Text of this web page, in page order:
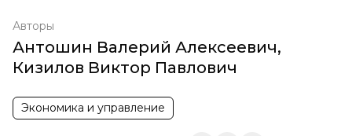
Авторы
Антошин Валерий Алексеевич,
Кизилов Виктор Павлович
Экономика и управление